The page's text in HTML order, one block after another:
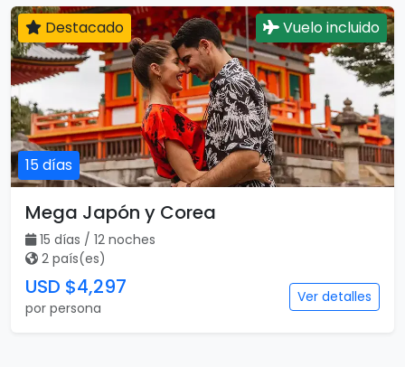
Japón al Completo
12 días / 9 noches
1 país(es)
USD $3,897
por persona
Ver detalles
15 días
Destacado Vuelo incluido